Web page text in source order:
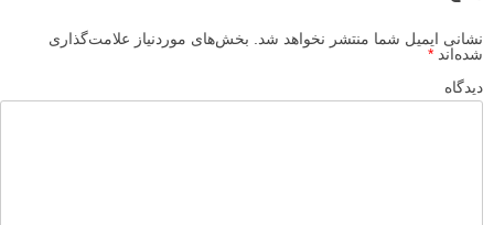
نشانی ایمیل شما منتشر نخواهد شد.
بخش‌های موردنیاز علامت‌گذاری
شده‌اند *
دیدگاه